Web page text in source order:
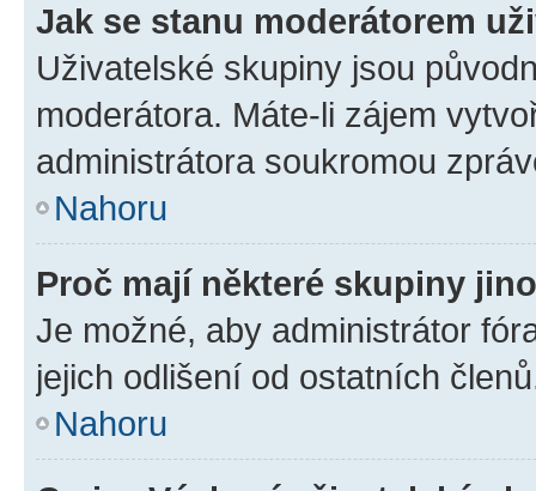
Jak se stanu moderátorem
Uživatelské skupiny jsou
moderátora. Máte-li zájem
administrátora soukromou
Nahoru
Proč mají některé skupiny
Je možné, aby administrátor
jejich odlišení od ostatních
Nahoru